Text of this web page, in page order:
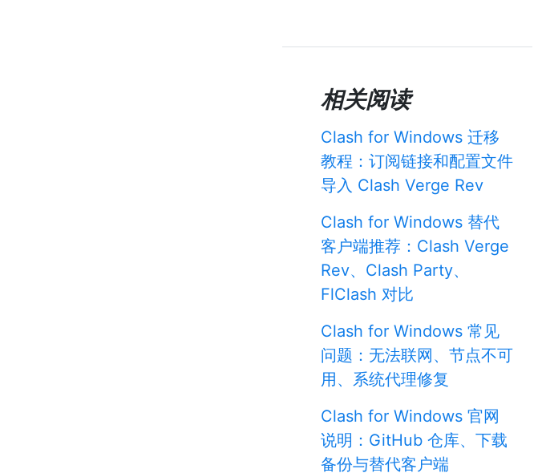
相关阅读
Clash for Windows 迁移
教程：订阅链接和配置文件
导入 Clash Verge Rev
Clash for Windows 替代
客户端推荐：Clash Verge
Rev、Clash Party、
FlClash 对比
Clash for Windows 常见
问题：无法联网、节点不可
用、系统代理修复
Clash for Windows 官网
说明：GitHub 仓库、下载
备份与替代客户端